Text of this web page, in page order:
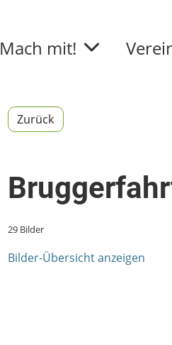
Mach mit!
Zurück
29 Bilder
Bilder-Übersicht anzeigen